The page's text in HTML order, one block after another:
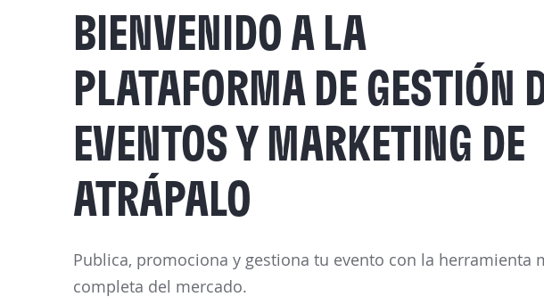
BIENVENIDO A LA
PLATAFORMA DE GESTIÓN
EVENTOS Y MARKETING DE
ATRÁPALO
Publica, promociona y gestiona tu evento con la herramienta
completa del mercado.